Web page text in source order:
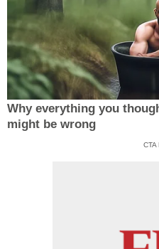
Why everything you
might be wrong
CTA